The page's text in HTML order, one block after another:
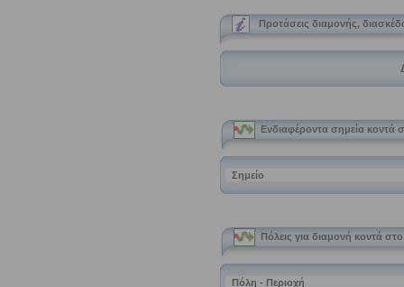
Προτάσεις διαμονής,